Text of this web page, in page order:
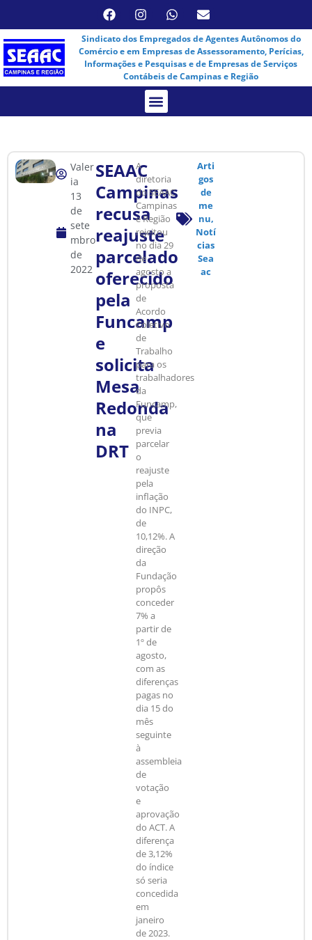
Sindicato dos Empregados de Agentes Autônomos do
Comércio e em Empresas de Assessoramento, Perícias,
Informações e Pesquisas e de Empresas de Serviços
Contábeis de Campinas e Região
Valer
ia
13
de
sete
mbro
de
2022
SEAAC
Campinas
recusa
reajuste
parcelado
oferecido
pela
Funcamp
e
solicita
Mesa
Redonda
na
DRT
A
diretoria
do SEAAC
Campinas
e Região
rejeitou
no dia 29
de
agosto a
proposta
de
Acordo
Coletivo
de
Trabalho
para os
trabalhadores
da
Funcamp,
que
previa
parcelar
o
reajuste
pela
inflação
do INPC,
de
10,12%. A
direção
da
Fundação
propôs
conceder
7% a
partir de
1º de
agosto,
com as
diferenças
pagas no
dia 15 do
mês
seguinte
à
assembleia
de
votação
e
aprovação
do ACT. A
diferença
de 3,12%
do índice
só seria
concedida
em
janeiro
de 2023.
Arti
gos
de
me
nu,
Notí
cias
Sea
ac